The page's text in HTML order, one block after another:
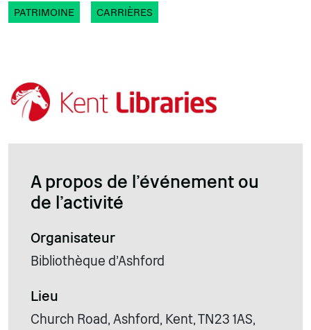
PATRIMOINE CARRIÈRES
A propos de l'événement ou
de l'activité
Organisateur
Bibliothèque d'Ashford
Lieu
Church Road, Ashford, Kent, TN23 1AS,